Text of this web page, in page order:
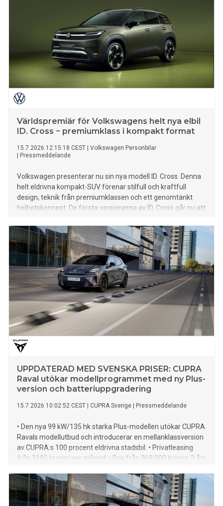
Världspremiär för Volkswagens helt nya elbil
ID. Cross − premiumklass i kompakt format
15.7.2026 12:15:18 CEST
Volkswagen Personbilar
Pressmeddelande
Volkswagen presenterar nu sin nya modell ID. Cross. Denna
helt eldrivna kompakt-SUV förenar stilfull och kraftfull
design, teknik från premiumklassen och ett genomtänkt
helhetskoncept. De första versionerna av ID. Cross går nu att
UPPDATERAD MED SVENSKA PRISER: CUPRA
Raval utökar modellprogrammet med ny Plus-
version och batteriuppgradering
15.7.2026 10:02:52 CEST CUPRA Sverige Pressmeddelande
• Den nya 99 kW/135 hk starka Plus-modellen utökar CUPRA
Ravals modellutbud och introducerar en mellanklassversion
av CUPRA:s 100 procent eldrivna stadsbil. • Privatleasing
från 3195 kronor per månad. • Pris från 368 900 kronor. 3 års
för svenska kunder. • Plus-varianten har ny
litiumjärnfosfatbatteriteknik (LFP) som ger upp till 300 km
räckvidd. • Förhöj CUPRA Raval Plus-upplevelsen ytterligare